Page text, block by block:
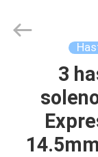
CASA
PRODUTOS
Hardware
3